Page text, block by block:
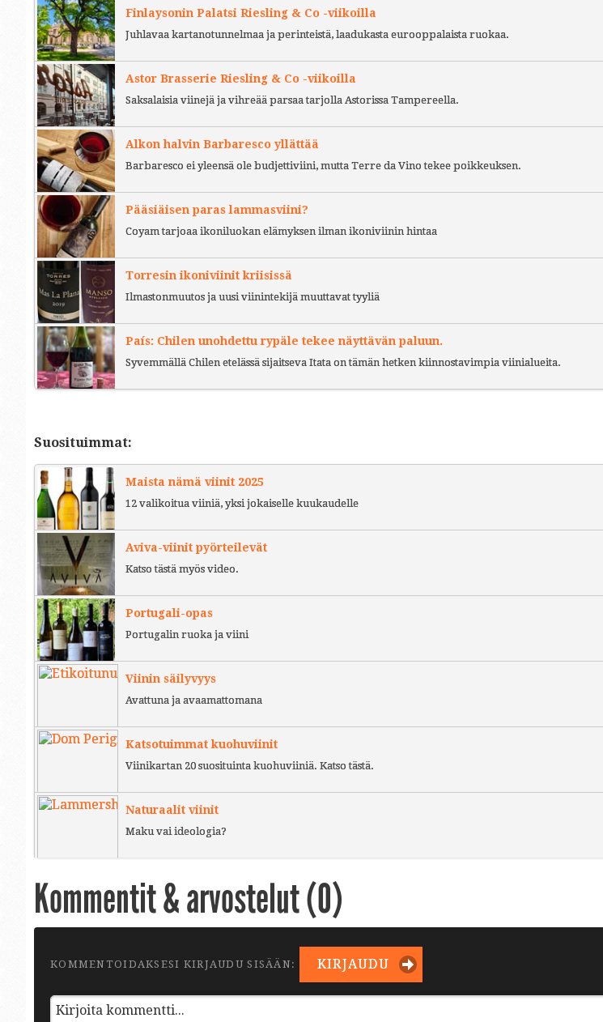
Finlaysonin Palatsi Riesling & Co -viikoilla
Juhlavaa kartanotunnelmaa ja perinteistä, laadukasta eurooppalaista ruokaa.
Astor Brasserie Riesling & Co -viikoilla
Saksalaisia viinejä ja vihreää parsaa tarjolla Astorissa Tampereella.
Alkon halvin Barbaresco yllättää
Barbaresco ei yleensä ole budjettiviini, mutta Terre da Vino tekee poikkeuksen.
Pääsiäisen paras lammasviini?
Coyam tarjoaa ikoniluokan elämyksen ilman ikoniviinin hintaa
Torresin ikoniviinit kriisissä
Ilmastonmuutos ja uusi viinintekijä muuttavat tyyliä
País: Chilen unohdettu rypäle tekee näyttävän paluun.
Syvemmällä Chilen etelässä sijaitseva Itata on tämän hetken kiinnostavimpia viinialueita.
Suosituimmat:
Maista nämä viinit 2025
12 valikoitua viiniä, yksi jokaiselle kuukaudelle
Aviva-viinit pyörteilevät
Katso tästä myös video.
Portugali-opas
Portugalin ruoka ja viini
Viinin säilyvyys
Avattuna ja avaamattomana
Katsotuimmat kuohuviinit
Viinikartan 20 suosituinta kuohuviiniä. Katso tästä.
Naturaalit viinit
Maku vai ideologia?
Kommentit & arvostelut (0)
KOMMENTOIDAKSESI KIRJAUDU SISÄÄN: KIRJAUDU